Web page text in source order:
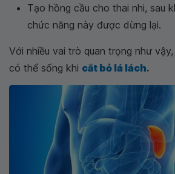
Tạo hồng cầu cho thai nhi, sau
chức năng này được dừng lại.
Với nhiều vai trò quan trọng như
có thể sống khi cắt bỏ lá lách.